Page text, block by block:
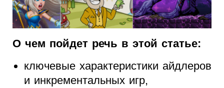
О чем пойдет речь в этой статье:
ключевые характеристики айдлеров
и инкрементальных игр,